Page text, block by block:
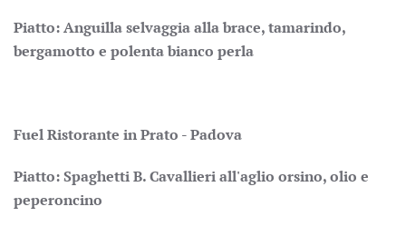
Piatto: Anguilla selvaggia alla brace, tamarindo,
bergamotto e polenta bianco perla
Fuel Ristorante in Prato - Padova
Piatto: Spaghetti B. Cavallieri all'aglio orsino, olio e
peperoncino